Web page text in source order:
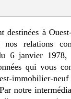
destinées à
relations
6 janvier 1978,
qui vous
immobilier-
notre